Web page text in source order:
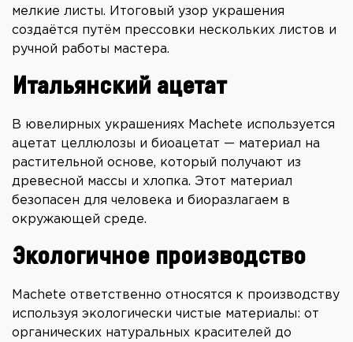
мелкие листы. Итоговый узор украшения
создаётся путём прессовки нескольких листов и
ручной работы мастера.
Итальянский ацетат
В ювелирных украшениях Machete используется
ацетат целлюлозы и биоацетат — материал на
растительной основе, который получают из
древесной массы и хлопка. Этот материал
безопасен для человека и биоразлагаем в
окружающей среде.
Экологичное производство
Machete ответственно относятся к производству
используя экологически чистые материалы: от
органических натуральных красителей до